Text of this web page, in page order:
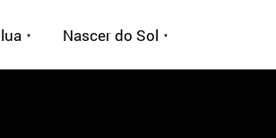
Nascer do Sol